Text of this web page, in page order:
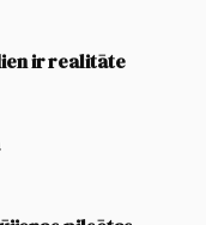
ir realitāte